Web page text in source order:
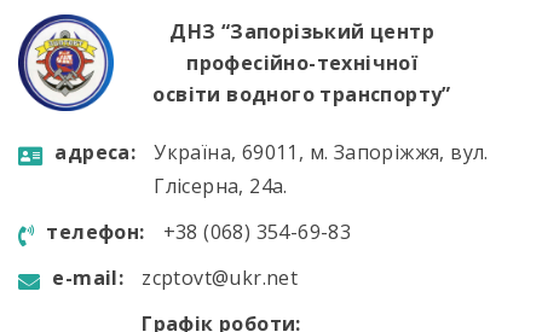
ДНЗ “Запорізький центр
професійно-технічної
освіти водного транспорту”
aдресa:
Україна, 69011, м. Запоріжжя, вул.
Глісерна, 24а.
телефон:
+38 (068) 354-69-83
e-mail:
zcptovt@ukr.net
Графік роботи: